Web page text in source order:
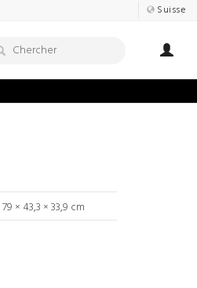
Suisse
79 × 43,3 × 33,9 cm